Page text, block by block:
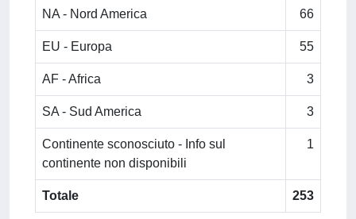
NA - Nord America 66
EU - Europa 55
AF - Africa 3
SA - Sud America 3
Continente sconosciuto - Info sul
continente non disponibili
1
Totale 253